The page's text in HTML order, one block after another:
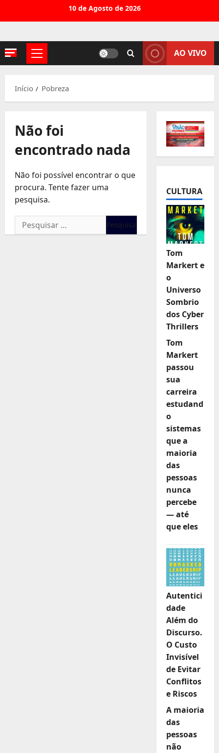
conteúdo
10 de Agosto de 2026
Menu
AO VIVO
Início Pobreza
Não foi
encontrado nada
Não foi possível encontrar o que
procura. Tente fazer uma
pesquisa.
Pesquisar
por:
CULTURA
Tom
Markert e
o
Universo
Sombrio
dos Cyber
Thrillers
Tom
Markert
passou
sua
carreira
estudand
o
sistemas
que a
maioria
das
pessoas
nunca
percebe
— até
que eles
Autentici
dade
Além do
Discurso.
O Custo
Invisível
de Evitar
Conflitos
e Riscos
A maioria
das
pessoas
não